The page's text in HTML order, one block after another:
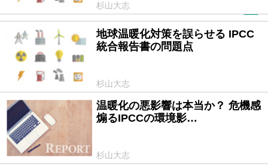
杉山大志
2014/11/26
地球温暖化対策を誤らせる IPCC
統合報告書の問題点
杉山大志
2014/07/03
温暖化の悪影響は本当か？ 危機感
煽るIPCCの環境影…
杉山大志